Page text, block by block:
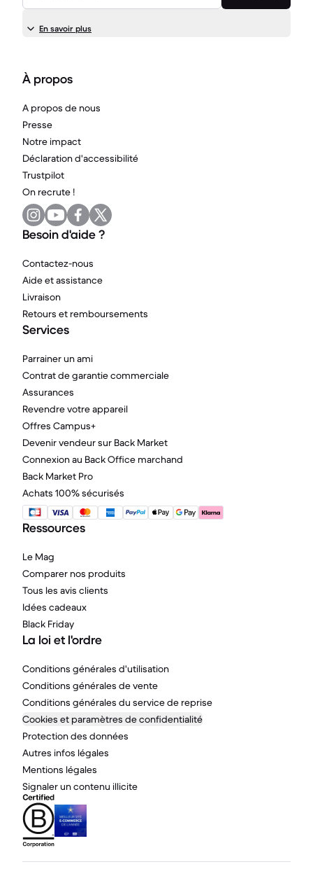
En savoir plus
À propos
A propos de nous
Presse
Notre impact
Déclaration d'accessibilité
Trustpilot
On recrute !
Besoin d'aide ?
Contactez-nous
Aide et assistance
Livraison
Retours et remboursements
Services
Parrainer un ami
Contrat de garantie commerciale
Assurances
Revendre votre appareil
Offres Campus+
Devenir vendeur sur Back Market
Connexion au Back Office marchand
Back Market Pro
Achats 100% sécurisés
Ressources
Le Mag
Comparer nos produits
Tous les avis clients
Idées cadeaux
Black Friday
La loi et l'ordre
Conditions générales d'utilisation
Conditions générales de vente
Conditions générales du service de reprise
Cookies et paramètres de confidentialité
Protection des données
Autres infos légales
Mentions légales
Signaler un contenu illicite